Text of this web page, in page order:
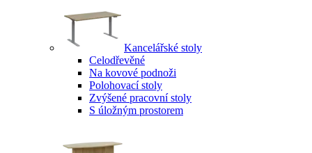
Kancelářské stoly
Celodřevěné
Na kovové podnoži
Polohovací stoly
Zvýšené pracovní stoly
S úložným prostorem